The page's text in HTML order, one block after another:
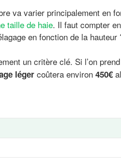
va varier principalement en
taille de haie. Il faut compter
en fonction de la hauteur
un critère clé. Si l’on
légercoûtera environ 450€